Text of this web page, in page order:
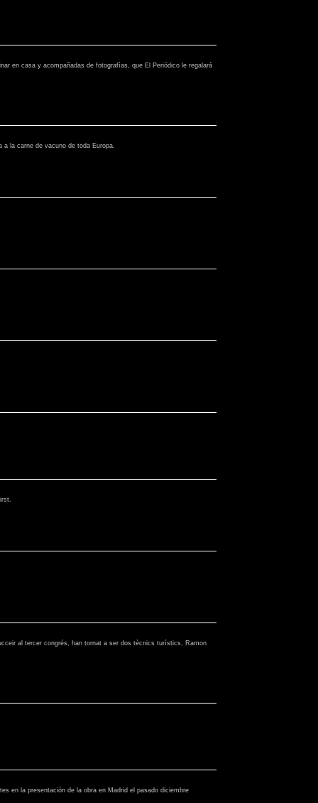
en casa y acompañadas de fotografías, que El Periódico le regalará
la carne de vacuno de toda Europa.
al tercer congrés, han tornat a ser dos tècnics turístics, Ramon
en la presentación de la obra en Madrid el pasado diciembre